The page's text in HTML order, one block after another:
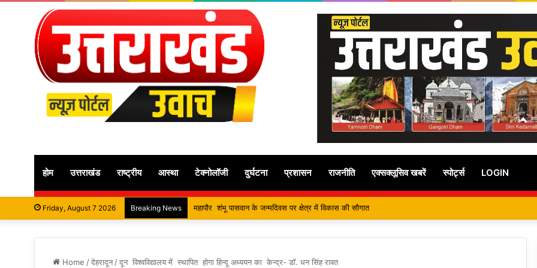
होम उत्तराखंड राष्ट्रीय आस्था टेक्नोलॉजी दुर्घटना प्रशासन राजनीति एक्सक्लूसिव खबरें स्पोर्ट्स LOGIN
Friday, August 7 2026 Breaking News सतपाल महाराज की राजस्थान के मुख्यमंत्री से कि शिष्टाचार भेंट, पर्यटन और सांस्कृतिक गतिविधियों के विषय में विस्तार पर हुई
Home /देहरादून /दून विश्वविद्यालय में स्थापित होगा हिन्दू अध्ययन का केन्द्र- डॉ. धन सिंह रावत